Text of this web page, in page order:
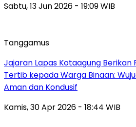
Sabtu, 13 Jun 2026 - 19:09 WIB
Tanggamus
Jajaran Lapas Kotaagung Berikan
Tertib kepada Warga Binaan:
Aman dan Kondusif
Kamis, 30 Apr 2026 - 18:44 WIB